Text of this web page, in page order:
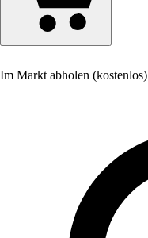
Im Markt abholen (kostenlos)